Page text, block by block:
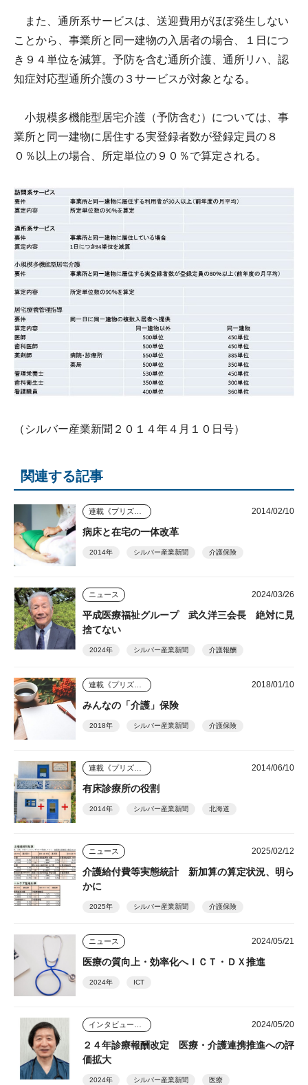
また、通所系サービスは、送迎費用がほぼ発生しない
ことから、事業所と同一建物の入居者の場合、１日につ
き９４単位を減算。予防を含む通所介護、通所リハ、認
知症対応型通所介護の３サービスが対象となる。
小規模多機能型居宅介護（予防含む）については、事
業所と同一建物に居住する実登録者数が登録定員の８
０％以上の場合、所定単位の９０％で算定される。
（シルバー産業新聞２０１４年４月１０日号）
関連する記事
2014/02/10
病床と在宅の一体改革
2014年 シルバー産業新聞 介護保険
ニュース 2024/03/26
平成医療福祉グループ 武久洋三会長 絶対に見
捨てない
2024年 シルバー産業新聞 介護報酬
2018/01/10
みんなの「介護」保険
2018年 シルバー産業新聞 介護保険
2014/06/10
有床診療所の役割
2014年 シルバー産業新聞 北海道
ニュース 2025/02/12
介護給付費等実態統計 新加算の算定状況、明ら
かに
2025年 シルバー産業新聞 介護保険
ニュース 2024/05/21
医療の質向上・効率化へＩＣＴ・ＤＸ推進
2024年 ICT
2024/05/20
２４年診療報酬改定 医療・介護連携推進への評
価拡大
2024年 シルバー産業新聞 医療